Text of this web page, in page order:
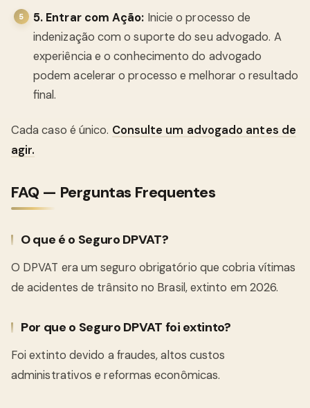
5. Entrar com Ação: Inicie o processo de
indenização com o suporte do seu advogado. A
experiência e o conhecimento do advogado
podem acelerar o processo e melhorar o resultado
final.
Cada caso é único. Consulte um advogado antes de
agir.
FAQ — Perguntas Frequentes
O que é o Seguro DPVAT?
O DPVAT era um seguro obrigatório que cobria vítimas
de acidentes de trânsito no Brasil, extinto em 2026.
Por que o Seguro DPVAT foi extinto?
Foi extinto devido a fraudes, altos custos
administrativos e reformas econômicas.